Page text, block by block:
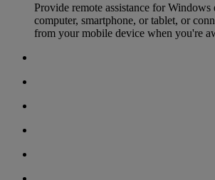
Provide remote assistance for
computer, smartphone, or tablet, or
from your mobile device when you're